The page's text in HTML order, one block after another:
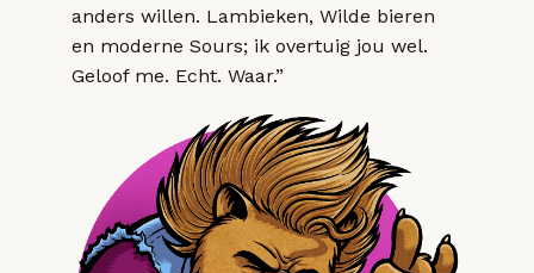
anders willen. Lambieken, Wilde bieren
en moderne Sours; ik overtuig jou wel.
Geloof me. Echt. Waar.”